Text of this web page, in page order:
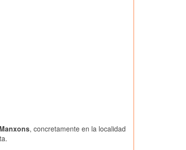
, concretamente en la localidad